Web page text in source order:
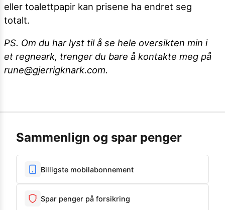
eller toalettpapir kan prisene ha endret seg
totalt.
PS. Om du har lyst til å se hele oversikten min i
et regneark, trenger du bare å kontakte meg på
rune@gjerrigknark.com.
Sammenlign og spar penger
Billigste mobilabonnement
Spar penger på forsikring